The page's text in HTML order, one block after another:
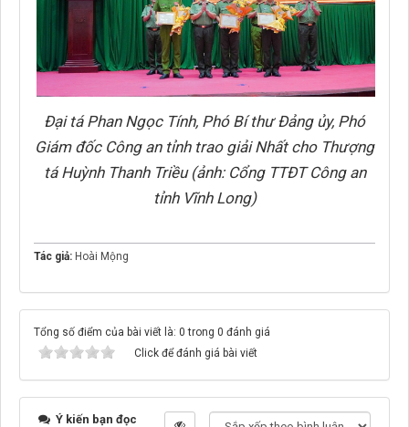
Đại tá Phan Ngọc Tính, Phó Bí thư Đảng ủy, Phó
Giám đốc Công an tỉnh trao giải Nhất cho Thượng
tá Huỳnh Thanh Triều (ảnh: Cổng TTĐT Công an
tỉnh Vĩnh Long)
Tác giả: Hoài Mộng
Tổng số điểm của bài viết là: 0 trong 0 đánh giá
Click để đánh giá bài viết
Ý kiến bạn đọc